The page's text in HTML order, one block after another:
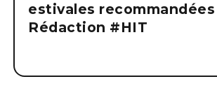
estivales recommandées |
Rédaction #HIT